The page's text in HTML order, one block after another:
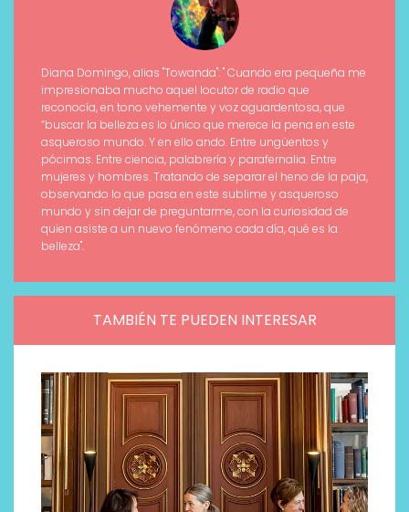
Diana Domingo, alias "Towanda": " Cuando era pequeña me
impresionaba mucho aquel locutor de radio que
reconocía, en tono vehemente y voz aguardentosa, que
“buscar la belleza es lo único que merece la pena en este
asqueroso mundo. Y en ello ando. Entre ungüentos y
pócimas. Entre ciencia, palabrería y parafernalia. Entre
mujeres y hombres. Tratando de separar el heno de la paja,
observando lo que pasa en este sublime y asqueroso
mundo y sin dejar de preguntarme, con la curiosidad de
quien asiste a un nuevo fenómeno cada día, qué es la
belleza".
TAMBIÉN TE PUEDEN INTERESAR